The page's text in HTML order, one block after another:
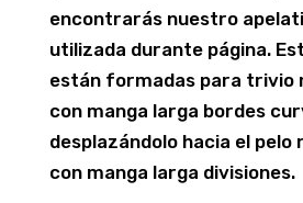
encontrarás nuestro
utilizada durante página.
están formadas para trivio
con manga larga bordes
desplazándolo hacia el pelo
con manga larga divisiones.